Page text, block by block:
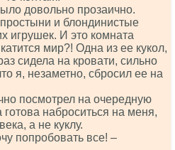
довольно прозаично.
и блондинистые
игрушек. И это комната
мир?! Одна из ее кукол,
сидела на кровати, сильно
я, незаметно, сбросил ее на
посмотрел на очередную
наброситься на меня,
а не куклу.
попробовать все! –